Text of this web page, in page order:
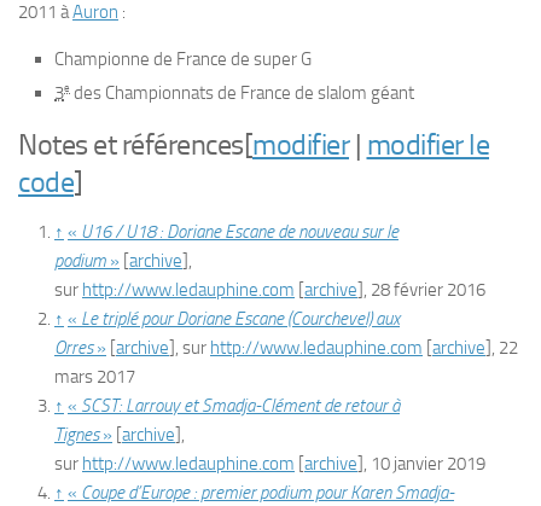
2011 àAuron :
Championne de France de super G
3e des Championnats de France de slalom géant
Notes et références[modifier| modifier le
code]
↑ « U16 / U18 : Doriane Escane de nouveau sur le
podium » [archive],
sur http://www.ledauphine.com [archive], 28 février 2016
↑ « Le triplé pour Doriane Escane (Courchevel) aux
Orres» [archive], sur http://www.ledauphine.com [archive], 22
mars 2017
↑ « SCST: Larrouy et Smadja-Clément de retour à
Tignes» [archive],
sur http://www.ledauphine.com [archive], 10 janvier 2019
↑ « Coupe d’Europe : premier podium pour Karen Smadja-